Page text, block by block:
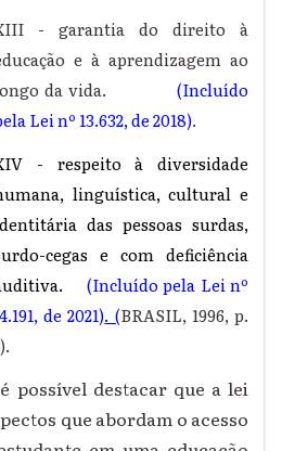
- garantia do direito à
e à aprendizagem ao
da vida. (Incluído
Lei nº 13.632, de 2018).
- respeito à diversidade
linguística, cultural e
das pessoas surdas,
cegas e com deficiência
(Incluído pela Lei nº
de 2021). (BRASIL, 1996, p.
possível destacar que a lei
que abordam o acesso